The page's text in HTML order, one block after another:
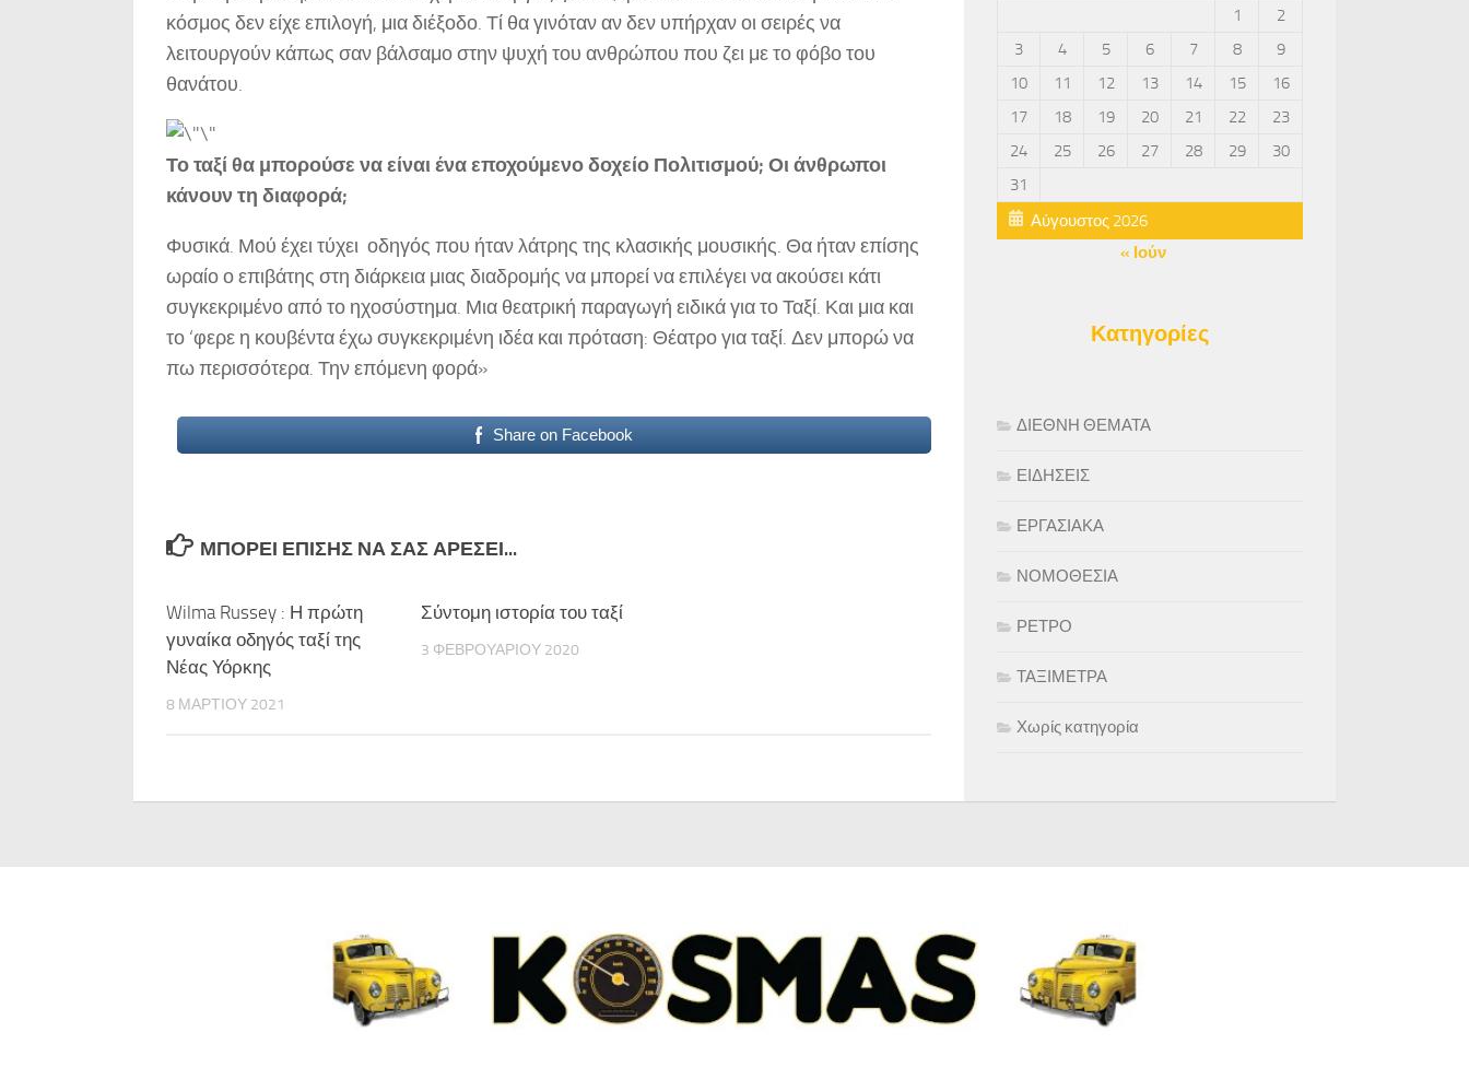
κόσμος δεν είχε επιλογή, μια διέξοδο. Τί θα γινόταν αν δεν υπήρχαν οι σειρές να
λειτουργούν κάπως σαν βάλσαμο στην ψυχή του ανθρώπου που ζει με το φόβο του
θανάτου.
Το ταξί θα μπορούσε να είναι ένα εποχούμενο δοχείο Πολιτισμού; Οι άνθρωποι
κάνουν τη διαφορά;
Φυσικά. Μού έχει τύχει οδηγός που ήταν λάτρης της κλασικής μουσικής. Θα ήταν επίσης
ωραίο ο επιβάτης στη διάρκεια μιας διαδρομής να μπορεί να επιλέγει να ακούσει κάτι
συγκεκριμένο από το ηχοσύστημα. Μια θεατρική παραγωγή ειδικά για το Ταξί. Και μια και
το ‘φερε η κουβέντα έχω συγκεκριμένη ιδέα και πρόταση: Θέατρο για ταξί. Δεν μπορώ να
πω περισσότερα. Την επόμενη φορά»
Share on Facebook
ΜΠΟΡΕΊ ΕΠΊΣΗΣ ΝΑ ΣΑΣ ΑΡΈΣΕΙ...
Wilma Russey : Η πρώτη
γυναίκα οδηγός ταξί της
Νέας Υόρκης
8 ΜΑΡΤΊΟΥ 2021
Σύντομη ιστορία του ταξί
3 ΦΕΒΡΟΥΑΡΊΟΥ 2020
Αύγουστος 2026
1
2
3
4 5 6 7 8
9
10
11 12 13 14 15
16
17
18 19 20 21 22
23
24
25 26 27 28 29
30
31
« Ιούν
Κατηγορίες
ΔΙΕΘΝΗ ΘΕΜΑΤΑ
ΕΙΔΗΣΕΙΣ
ΕΡΓΑΣΙΑΚΑ
ΝΟΜΟΘΕΣΙΑ
ΡΕΤΡΟ
ΤΑΞΙΜΕΤΡΑ
Χωρίς κατηγορία